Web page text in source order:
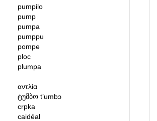
pumpilo
pump
pumpa
pumppu
pompe
ploc
plumpa
αντλία
ტუმბო tʼumbɔ
crpka
caidéal